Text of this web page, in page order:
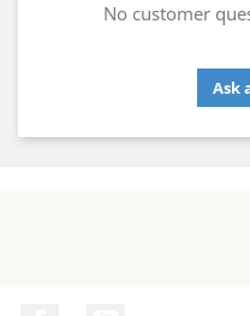
No customer
Ask